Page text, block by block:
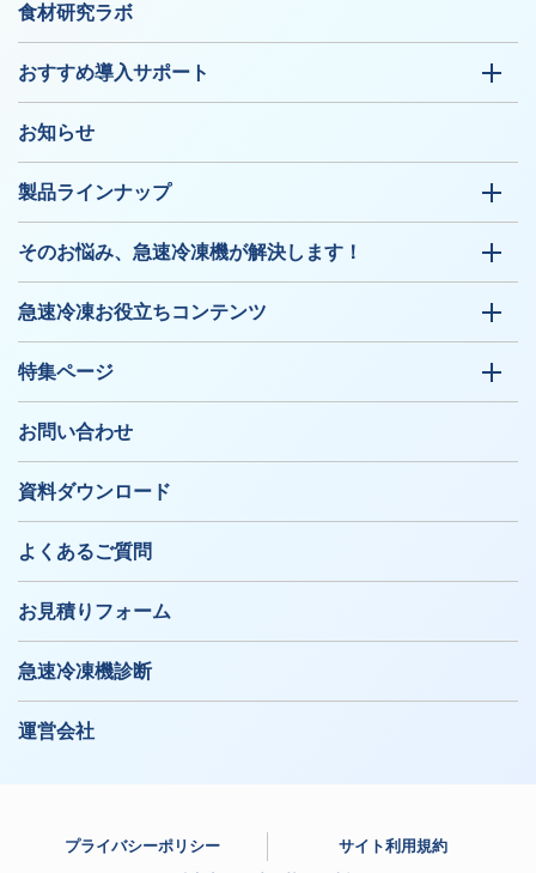
食材研究ラボ
おすすめ導入サポート
お知らせ
製品ラインナップ
そのお悩み、急速冷凍機が解決します！
急速冷凍お役立ちコンテンツ
特集ページ
お問い合わせ
資料ダウンロード
よくあるご質問
お見積りフォーム
急速冷凍機診断
運営会社
プライバシーポリシー
サイト利用規約